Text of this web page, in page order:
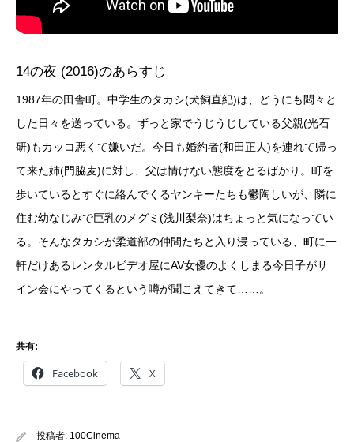
14の夜 (2016)のあらすじ
1987年の田舎町。中学生のタカシ(犬飼直紀)は、どうにも悶々と
した日々を送っている。ずっと家でうじうじしている父親(光石
研)もカッコ悪くて嫌いだ。今日も婚約者(和田正人)を連れて帰っ
て来た姉(門脇麦)に対し、父は情けない態度をとるばかり。町を
歩いているとすぐに絡んでくるヤンキーたちも鬱陶しいが、隣に
住む幼なじみで巨乳のメグミ(浅川梨奈)はちょっと気になってい
る。そんなタカシが柔道部の仲間たちと入り浸っている、町に一
軒だけあるレンタルビデオ屋にAV女優のよくしまる今日子がサ
イン会にやってくるという噂が聞こえてきて……。
共有:
Facebook X
投稿者: 100Cinema